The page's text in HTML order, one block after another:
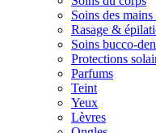
Soins des
Rasage &
Soins bucco-
Protections
Parfums
Teint
Yeux
Lèvres